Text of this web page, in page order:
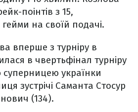
поінтів з 15,
на своїй подачі.
вперше з турніру в
в чвертьфінал турніру
українки
зустрічі Саманта Стосур
(134).